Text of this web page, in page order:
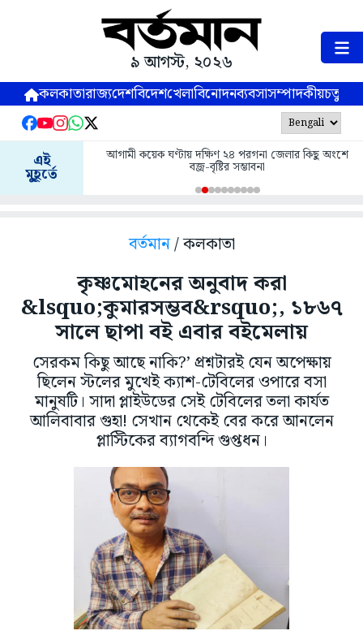
৯ আগস্ট, ২০২৬
কলকাতারাজ্যদেশবিদেশখেলাবিনোদনব্যবসাসম্পাদকীয়
এই
মুহূর্তে
আগামী কয়েক ঘণ্টায় দক্ষিণ ২৪ পরগনা জেলার কিছু অংশে
বজ্র-বৃষ্টির সম্ভাবনা
বর্তমান/ কলকাতা
কৃষ্ণমোহনের অনুবাদ করা
&lsquo;কুমারসম্ভব&rsquo;, ১৮৬৭
সালে ছাপা বই এবার বইমেলায়
সেরকম কিছু আছে নাকি?’ প্রশ্নটারই যেন অপেক্ষায়
ছিলেন স্টলের মুখেই ক্যাশ-টেবিলের ওপারে বসা
মানুষটি। সাদা প্লাইউডের সেই টেবিলের তলা কার্যত
আলিবাবার গুহা! সেখান থেকেই বের করে আনলেন
প্লাস্টিকের ব্যাগবন্দি গুপ্তধন।